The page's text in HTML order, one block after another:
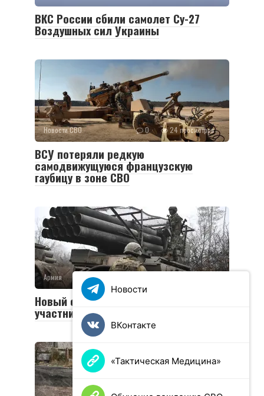
ВКС России сбили самолет Су-27
Воздушных сил Украины
Новости СВО 0 24 просмотров
ВСУ потеряли редкую
самодвижущуюся французскую
гаубицу в зоне СВО
Армия
Новый социальный контракт для
участников СВО
Новости
ВКонтакте
«Тактическая Медицина»